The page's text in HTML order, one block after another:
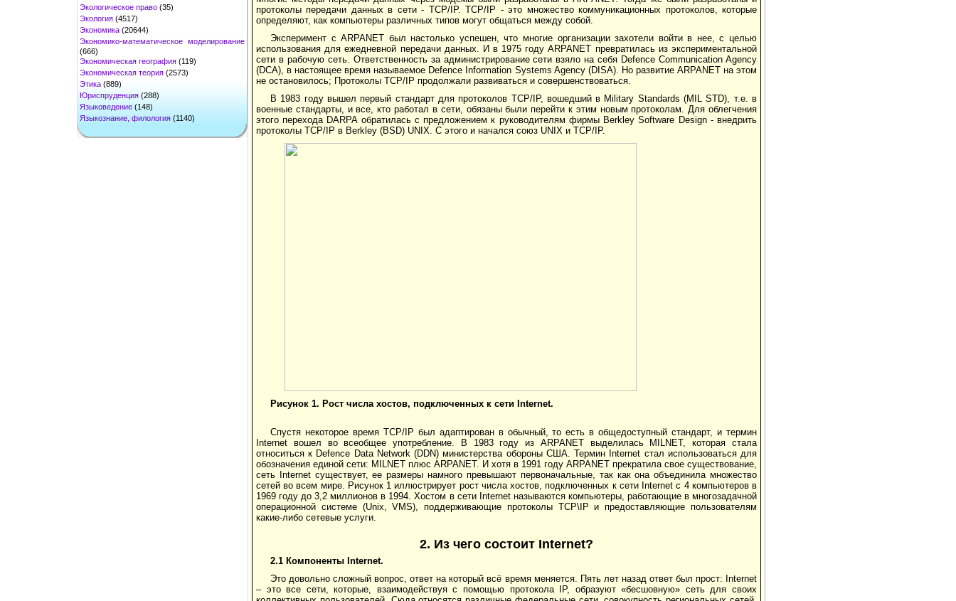
Экологическое право (35)
Экология (4517)
Экономика (20644)
Экономико-математическое моделирование
(666)
Экономическая география (119)
Экономическая теория (2573)
Этика (889)
Юриспруденция (288)
Языковедение (148)
Языкознание, филология (1140)
протоколы передачи данных в сети - TCP/IP. TCP/IP - это множество коммуникационных протоколов, которые
определяют, как компьютеры различных типов могут общаться между собой.
Эксперимент с ARPANET был настолько успешен, что многие организации захотели войти в нее, с целью
использования для ежедневной передачи данных. И в 1975 году ARPANET превратилась из экспериментальной
сети в рабочую сеть. Ответственность за администрирование сети взяло на себя Defence Communication Agency
(DCA), в настоящее время называемое Defence Information Systems Agency (DISA). Но развитие ARPANET на этом
не остановилось; Протоколы TCP/IP продолжали развиваться и совершенствоваться.
В 1983 году вышел первый стандарт для протоколов TCP/IP, вошедший в Military Standards (MIL STD), т.е. в
военные стандарты, и все, кто работал в сети, обязаны были перейти к этим новым протоколам. Для облегчения
этого перехода DARPA обратилась с предложением к руководителям фирмы Berkley Software Design - внедрить
протоколы TCP/IP в Berkley (BSD) UNIX. С этого и начался союз UNIX и TCP/IP.
Рисунок 1. Рост числа хостов, подключенных к сети Internet.
Спустя некоторое время TCP/IP был адаптирован в обычный, то есть в общедоступный стандарт, и термин
Internet вошел во всеобщее употребление. В 1983 году из ARPANET выделилась MILNET, которая стала
относиться к Defence Data Network (DDN) министерства обороны США. Термин Internet стал использоваться для
обозначения единой сети: MILNET плюс ARPANET. И хотя в 1991 году ARPANET прекратила свое существование,
сеть Internet существует, ее размеры намного превышают первоначальные, так как она объединила множество
сетей во всем мире. Рисунок 1 иллюстрирует рост числа хостов, подключенных к сети Internet с 4 компьютеров в
1969 году до 3,2 миллионов в 1994. Хостом в сети Internet называются компьютеры, работающие в многозадачной
операционной системе (Unix, VMS), поддерживающие протоколы TCP\IP и предоставляющие пользователям
какие-либо сетевые услуги.
2. Из чего состоит Internet?
2.1 Компоненты Internet.
Это довольно сложный вопрос, ответ на который всё время меняется. Пять лет назад ответ был прост: Internet
– это все сети, которые, взаимодействуя с помощью протокола IP, образуют «бесшовную» сеть для своих